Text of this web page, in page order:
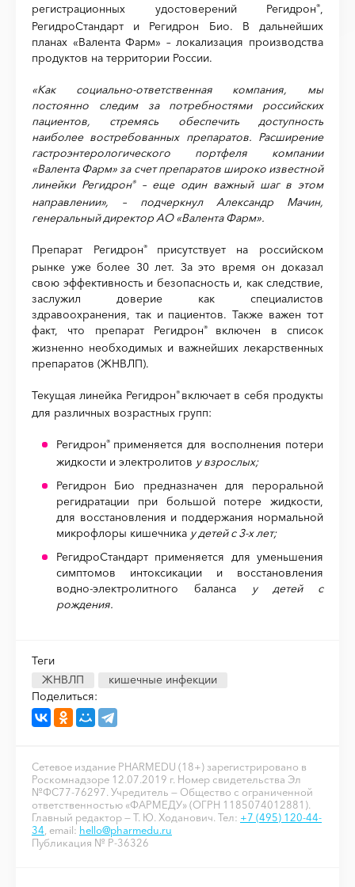
регистрационных удостоверений Регидрон®,
РегидроСтандарт и Регидрон Био. В дальнейших
планах «Валента Фарм» – локализация производства
продуктов на территории России.
«Как социально-ответственная компания, мы
постоянно следим за потребностями российских
пациентов, стремясь обеспечить доступность
наиболее востребованных препаратов. Расширение
гастроэнтерологического портфеля компании
«Валента Фарм» за счет препаратов широко известной
линейки Регидрон®– еще один важный шаг в этом
направлении», – подчеркнул Александр Мачин,
генеральный директор АО «Валента Фарм».
Препарат Регидрон®
присутствует на российском
рынке уже более 30 лет. За это время он доказал
свою эффективность и безопасность и, как следствие,
заслужил доверие как специалистов
здравоохранения, так и пациентов. Также важен тот
факт, что препарат Регидрон® включен в список
жизненно необходимых и важнейших лекарственных
препаратов (ЖНВЛП).
Текущая линейка Регидрон® включает в себя продукты
для различных возрастных групп:
Регидрон® применяется для восполнения потери
жидкости и электролитов у взрослых;
Регидрон Био предназначен для пероральной
регидратации при большой потере жидкости,
для восстановления и поддержания нормальной
микрофлоры кишечника у детей с 3-х лет;
РегидроСтандарт применяется для уменьшения
симптомов интоксикации и восстановления
водно-электролитного баланса
у детей с
рождения.
Теги
ЖНВЛП
кишечные инфекции
Поделиться:
Сетевое издание PHARMEDU (18+) зарегистрировано в
Роскомнадзоре 12.07.2019 г. Номер свидетельства Эл
№ФС77-76297. Учредитель — Общество с ограниченной
ответственностью «ФАРМЕДУ» (ОГРН 1185074012881).
Главный редактор — Т. Ю. Ходанович. Тел: +7 (495) 120-44-
34 , email: hello@pharmedu.ru
Публикация № P-36326